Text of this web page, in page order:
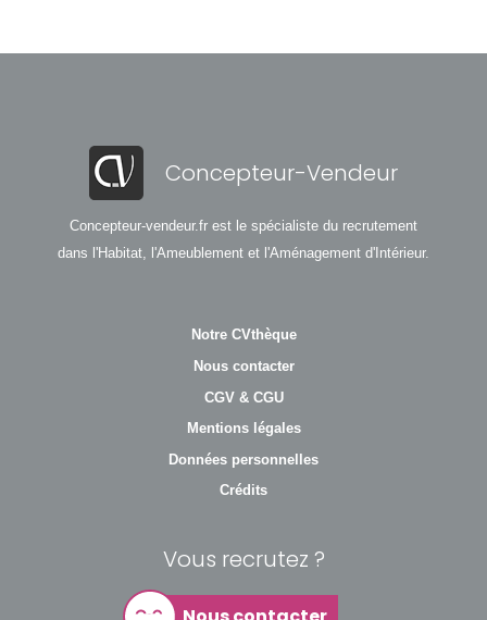
Concepteur-Vendeur
Concepteur-vendeur.fr est le spécialiste du recrutement
dans l'Habitat, l'Ameublement et l'Aménagement d'Intérieur.
Notre CVthèque
Nous contacter
CGV & CGU
Mentions légales
Données personnelles
Crédits
Vous recrutez ?